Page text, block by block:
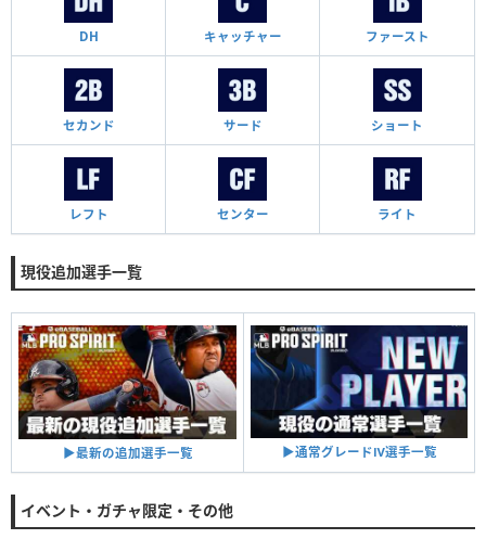
DH キャッチャー ファースト
セカンド サード ショート
レフト センター ライト
現役追加選手一覧
▶︎最新の追加選手一覧 ▶︎通常グレードⅣ選手一覧
イベント・ガチャ限定・その他